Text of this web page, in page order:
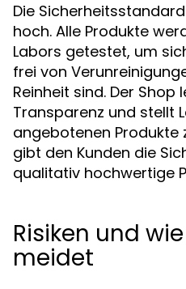
Die
hoch. Alle Produkte
Labors getestet, um
frei von
Reinheit sind. Der
Transparenz und stellt
angebotenen Produkte
gibt den Kunden die
qualitativ hochwertige
Risiken und
meidet